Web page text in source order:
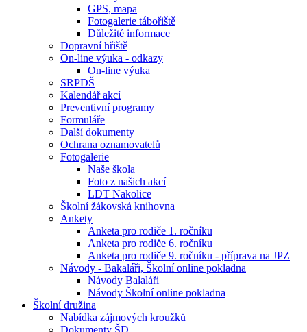
GPS, mapa
Fotogalerie tábořiště
Důležité informace
Dopravní hřiště
On-line výuka - odkazy
On-line výuka
SRPDŠ
Kalendář akcí
Preventivní programy
Formuláře
Další dokumenty
Ochrana oznamovatelů
Fotogalerie
Naše škola
Foto z našich akcí
LDT Nakolice
Školní žákovská knihovna
Ankety
Anketa pro rodiče 1. ročníku
Anketa pro rodiče 6. ročníku
Anketa pro rodiče 9. ročníku - příprava na JPZ
Návody - Bakaláři, Školní online pokladna
Návody Balaláři
Návody Školní online pokladna
Školní družina
Nabídka zájmových kroužků
Dokumenty ŠD